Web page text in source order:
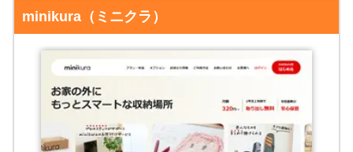
minikura（ミニクラ）